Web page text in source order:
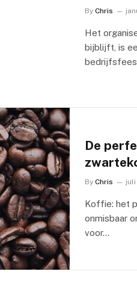
By Chris
Het
bijblijft, is
De
By Chris juli
Koffie: het
onmisbaar
voor…